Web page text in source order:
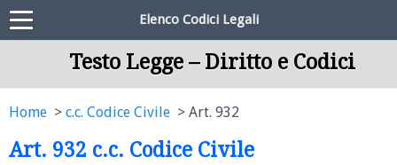
Elenco Codici Legali
Testo Legge – Diritto e Codici
Home c.c. Codice Civile Art. 932
Art. 932 c.c. Codice Civile